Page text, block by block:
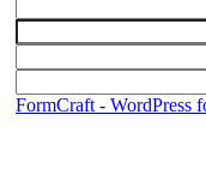
FormCraft - WordPress